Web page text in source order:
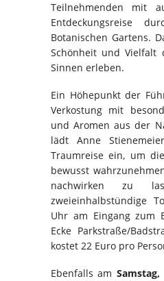
Teilnehmenden mit
Entdeckungsreise
Botanischen Gartens.
Schönheit und
Sinnen erleben.
Ein Höhepunkt der
Verkostung mit
und Aromen aus der
lädt Anne
Traumreise ein, um
bewusst
nachwirken zu
zweieinhalbstündige
Uhr am Eingang zum
Ecke Parkstraße/
kostet 22 Euro pro
Ebenfalls am